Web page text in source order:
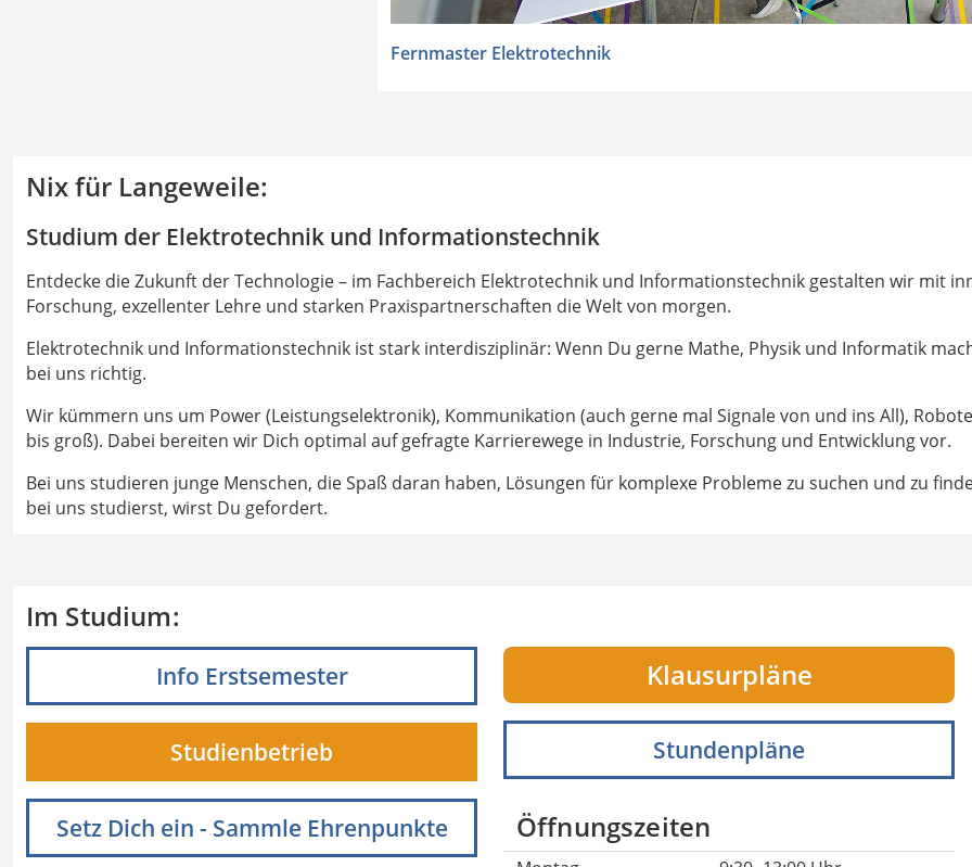
Fernmaster Elektrotechnik
Nix für Langeweile:
Studium der Elektrotechnik und Informationstechnik
Entdecke die Zukunft der Technologie – im Fachbereich Elektrotechnik und Informationstechnik gestalten wir mit
Forschung, exzellenter Lehre und starken Praxispartnerschaften die Welt von morgen.
Elektrotechnik und Informationstechnik ist stark interdisziplinär: Wenn Du gerne Mathe, Physik und Informatik
bei uns richtig.
Wir kümmern uns um Power (Leistungselektronik), Kommunikation (auch gerne mal Signale von und ins All),
bis groß). Dabei bereiten wir Dich optimal auf gefragte Karrierewege in Industrie, Forschung und Entwicklung vor.
Bei uns studieren junge Menschen, die Spaß daran haben, Lösungen für komplexe Probleme zu suchen und zu
bei uns studierst, wirst Du gefordert.
Im Studium:
Info Erstsemester
Studienbetrieb
Setz Dich ein - Sammle Ehrenpunkte
Klausurpläne
Stundenpläne
Öffnungszeiten